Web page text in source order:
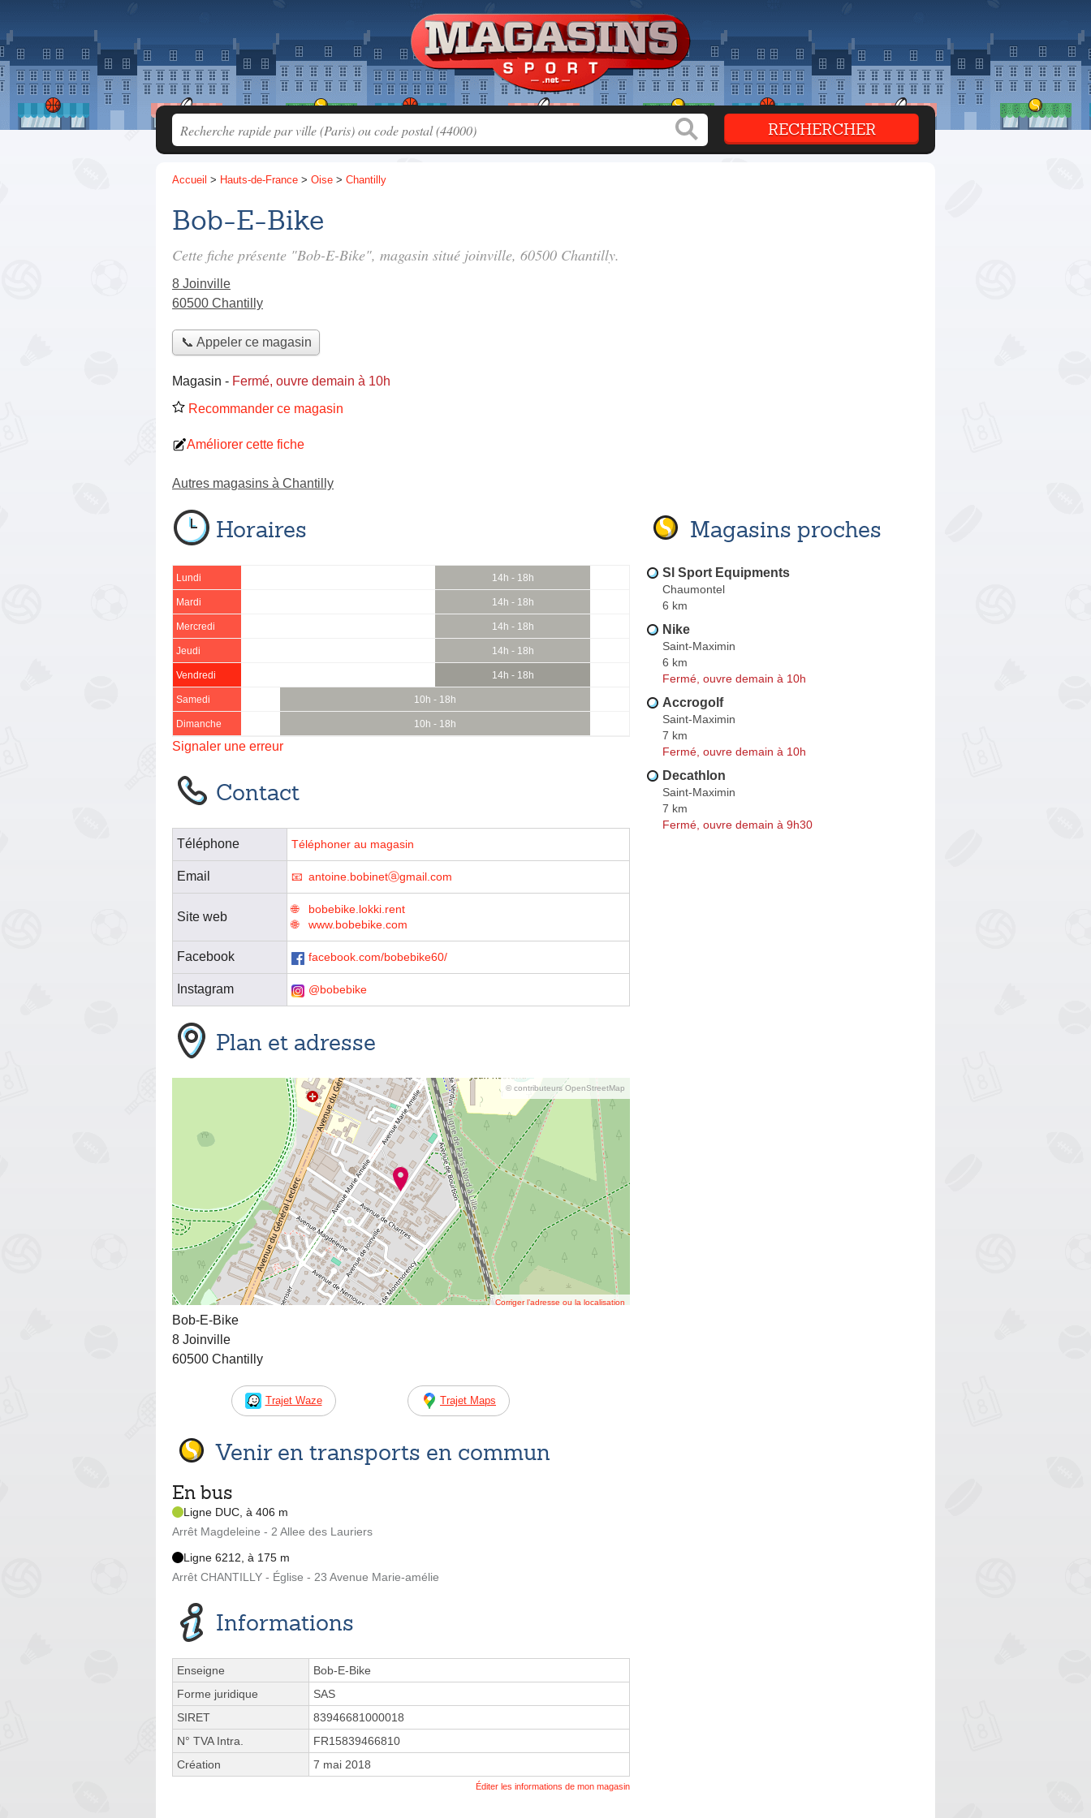
Accueil > Hauts-de-France > Oise > Chantilly
Bob-E-Bike
Cette fiche présente "Bob-E-Bike", magasin situé joinville, 60500 Chantilly.
8 Joinville
60500 Chantilly
📞 Appeler ce magasin
Magasin - Fermé, ouvre demain à 10h
Recommander ce magasin
Améliorer cette fiche
Autres magasins à Chantilly
Horaires
Lundi 14h - 18h
Mardi 14h - 18h
Mercredi 14h - 18h
Jeudi 14h - 18h
Vendredi 14h - 18h
Samedi 10h - 18h
Dimanche 10h - 18h
Signaler une erreur
Contact
Téléphone Téléphoner au magasin
Email antoine.bobinetⓐgmail.com
Site web
bobebike.lokki.rent
www.bobebike.com
Facebook facebook.com/bobebike60/
Instagram @bobebike
Plan et adresse
© contributeurs OpenStreetMap
Corriger l’adresse ou la localisation
Bob-E-Bike
8 Joinville
60500 Chantilly
Trajet Waze Trajet Maps
Venir en transports en commun
En bus
Ligne DUC, à 406 m
Arrêt Magdeleine - 2 Allee des Lauriers
Ligne 6212, à 175 m
Arrêt CHANTILLY - Église - 23 Avenue Marie-amélie
Informations
Enseigne
Bob-E-Bike
Forme juridique
SAS
SIRET
83946681000018
N° TVA Intra.
FR15839466810
Création
7 mai 2018
Éditer les informations de mon magasin
Magasins proches
Sl Sport Equipments
Chaumontel
6 km
Nike
Saint-Maximin
6 km
Fermé, ouvre demain à 10h
Accrogolf
Saint-Maximin
7 km
Fermé, ouvre demain à 10h
Decathlon
Saint-Maximin
7 km
Fermé, ouvre demain à 9h30